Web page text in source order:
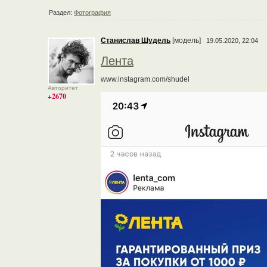
Раздел: Фотография
Авторитет
+2670
Станислав Шудель [модель] 19.05.2020, 22:04
Лента
www.instagram.com/shudel